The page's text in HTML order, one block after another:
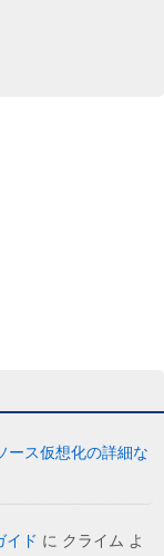
ース仮想化の詳細な
イド に クライム よ